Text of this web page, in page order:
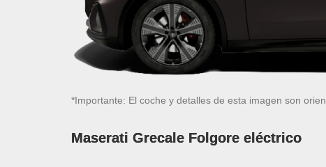
*Importante: El coche y detalles de esta imagen son
Maserati Grecale Folgore eléctrico